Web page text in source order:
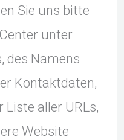
Sie uns bitte
unter
des Namens
Kontaktdaten,
Liste aller URLs,
Website